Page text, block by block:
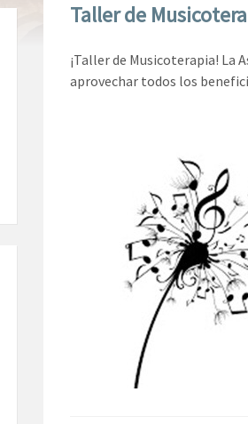
Taller de
¡Taller de Musicoterapia! La
aprovechar todos los